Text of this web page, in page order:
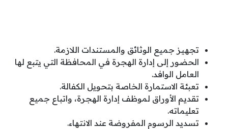
تجهيز جميع الوثائق والمستندات اللازمة.
الحضور إلى إدارة الهجرة في المحافظة التي يتبع لها
العامل الوافد.
تعبئة الاستمارة الخاصة بتحويل الكفالة.
تقديم الأوراق لموظف إدارة الهجرة، واتباع جميع
تعليماته.
تسديد الرسوم المفروضة عند الانتهاء.